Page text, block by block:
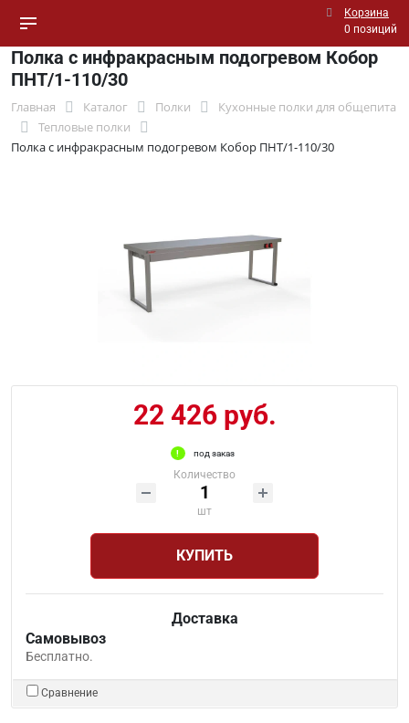
Корзина
0 позиций
Полка с инфракрасным подогревом Кобор
ПНТ/1-110/30
Главная Каталог Полки
Кухонные полки для общепита
Тепловые полки
Полка с инфракрасным подогревом Кобор ПНТ/1-110/30
22 426 руб.
под заказ
Количество
шт
КУПИТЬ
Доставка
Самовывоз
Бесплатно.
Сравнение